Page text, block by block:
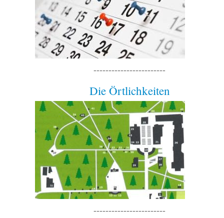
------------------------
Die Örtlichkeiten
------------------------